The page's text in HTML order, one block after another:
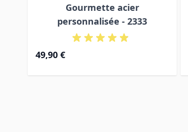
Gourmette acier
personnalisée - 2333
49,90 €